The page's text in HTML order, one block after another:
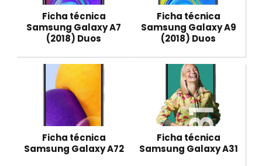
Ficha técnica
Samsung Galaxy A7
(2018) Duos
Ficha técnica
Samsung Galaxy A9
(2018) Duos
Ficha técnica
Samsung Galaxy A72
Ficha técnica
Samsung Galaxy A31